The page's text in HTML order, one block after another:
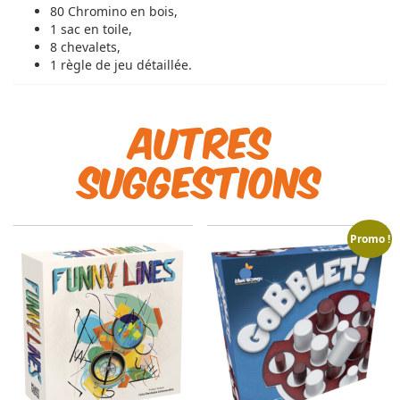
80 Chromino en bois,
1 sac en toile,
8 chevalets,
1 règle de jeu détaillée.
Autres
suggestions
Promo !